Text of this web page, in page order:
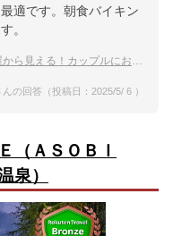
適です。朝食バイキン
。
！カップルにおすすめの温泉宿は？
の回答（投稿日：2025/5/ 6 ）
（ＡＳＯＢＩ
泉）